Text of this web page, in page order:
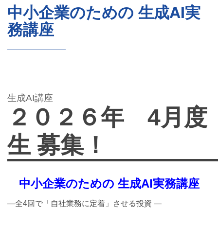
中小企業のための 生成AI実
務講座
生成AI講座
２０２６年 4月度
生 募集！
中小企業のための 生成AI実務講座
―全4回で「自社業務に定着」させる投資 ―